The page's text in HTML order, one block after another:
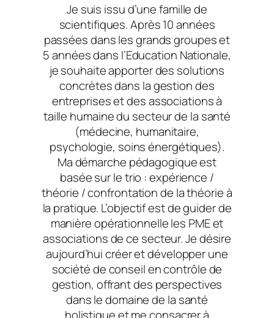
Je suis issu d’une famille de
scientifiques. Après 10 années
passées dans les grands groupes et
5 années dans l’Education Nationale,
je souhaite apporter des solutions
concrètes dans la gestion des
entreprises et des associations à
taille humaine du secteur de la santé
(médecine, humanitaire,
psychologie, soins énergétiques).
Ma démarche pédagogique est
basée sur le trio : expérience /
théorie / confrontation de la théorie à
la pratique. L’objectif est de guider de
manière opérationnelle les PME et
associations de ce secteur. Je désire
aujourd’hui créer et développer une
société de conseil en contrôle de
gestion, offrant des perspectives
dans le domaine de la santé
holistique et me consacrer à